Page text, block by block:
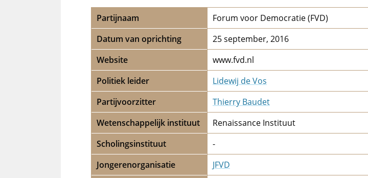
Partijnaam
Forum voor Democratie (FVD)
Datum van oprichting
25 september, 2016
Website
www.fvd.nl
Politiek leider
Lidewij de Vos
Partijvoorzitter
Thierry Baudet
Wetenschappelijk instituut
Renaissance Instituut
Scholingsinstituut
-
Jongerenorganisatie
JFVD